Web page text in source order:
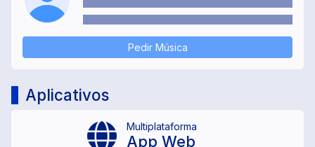
Pedir Música
Aplicativos
Multiplataforma
App Web